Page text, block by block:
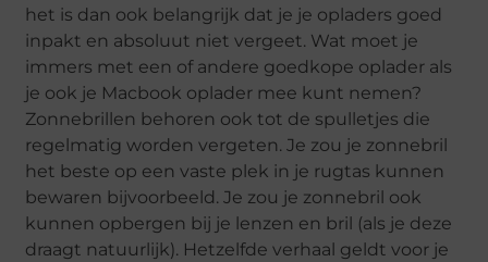
het is dan ook belangrijk dat je je opladers goed
inpakt en absoluut niet vergeet. Wat moet je
immers met een of andere goedkope oplader als
je ook je Macbook oplader mee kunt nemen?
Zonnebrillen behoren ook tot de spulletjes die
regelmatig worden vergeten. Je zou je zonnebril
het beste op een vaste plek in je rugtas kunnen
bewaren bijvoorbeeld. Je zou je zonnebril ook
kunnen opbergen bij je lenzen en bril (als je deze
draagt natuurlijk). Hetzelfde verhaal geldt voor je